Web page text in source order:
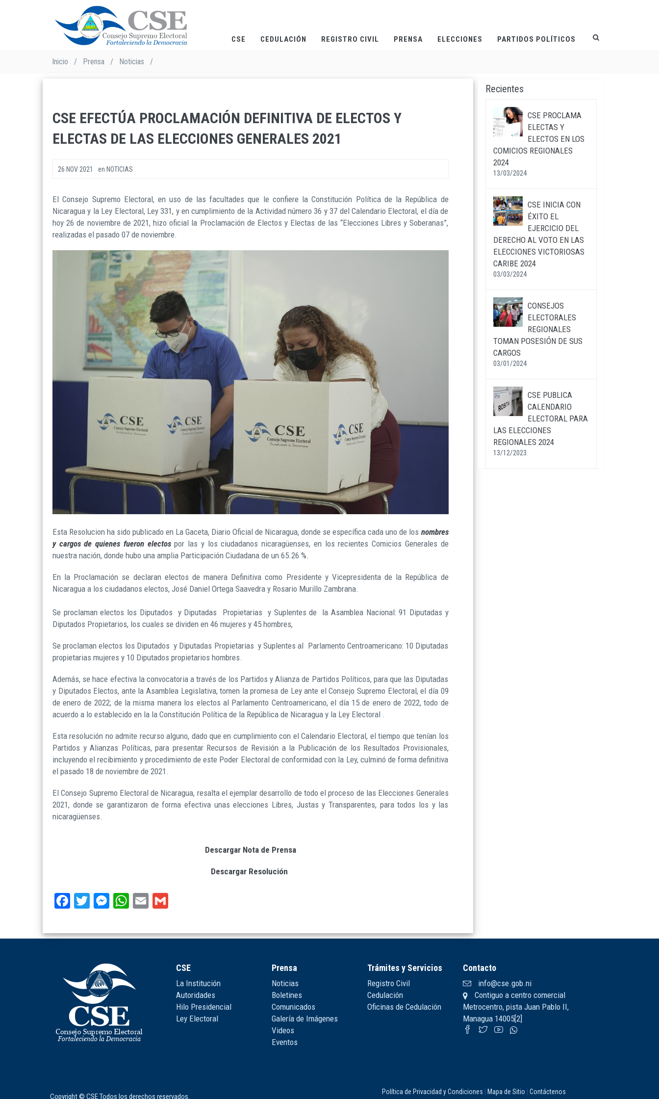
CSE CEDULACIÓN REGISTRO CIVIL PRENSA ELECCIONES PARTIDOS POLÍTICOS
Sobrescribir
la
Inicio / Prensa / Noticias /
CSE EFECTÚA PROCLAMACIÓN DEFINITIVA DE ELECTOS Y
ELECTAS DE LAS ELECCIONES GENERALES 2021
26 NOV 2021 en NOTICIAS
El Consejo Supremo Electoral, en uso de las facultades que le confiere la Constitución Política de la República de
Nicaragua y la Ley Electoral, Ley 331, y en cumplimiento de la Actividad número 36 y 37 del Calendario Electoral, el día de
hoy 26 de noviembre de 2021, hizo oficial la Proclamación de Electos y Electas de las “Elecciones Libres y Soberanas”,
realizadas el pasado 07 de noviembre.
Esta Resolucion ha sido publicado en La Gaceta, Diario Oficial de Nicaragua, donde se específica cada uno de los nombres
y cargos de quienes fueron electospor las y los ciudadanos nicaragüenses, en los recientes Comicios Generales de
nuestra nación, donde hubo una amplia Participación Ciudadana de un 65.26 %.
En la Proclamación se declaran electos de manera Definitiva como Presidente y Vicepresidenta de la República de
Nicaragua a los ciudadanos electos, José Daniel Ortega Saavedra y Rosario Murillo Zambrana.
Se proclaman electos los Diputados y Diputadas Propietarias y Suplentes de la Asamblea Nacional: 91 Diputadas y
Diputados Propietarios, los cuales se dividen en 46 mujeres y 45 hombres,
Se proclaman electos los Diputados y Diputadas Propietarias y Suplentes al Parlamento Centroamericano: 10 Diputadas
propietarias mujeres y 10 Diputados propietarios hombres.
Además, se hace efectiva la convocatoria a través de los Partidos y Alianza de Partidos Políticos, para que las Diputadas
y Diputados Electos, ante la Asamblea Legislativa, tomen la promesa de Ley ante el Consejo Supremo Electoral, el día 09
de enero de 2022; de la misma manera los electos al Parlamento Centroamericano, el día 15 de enero de 2022, todo de
acuerdo a lo establecido en la la Constitución Política de la República de Nicaragua y la Ley Electoral .
Esta resolución no admite recurso alguno, dado que en cumplimiento con el Calendario Electoral, el tiempo que tenían los
Partidos y Alianzas Políticas, para presentar Recursos de Revisión a la Publicación de los Resultados Provisionales,
incluyendo el recibimiento y procedimiento de este Poder Electoral de conformidad con la Ley, culminó de forma definitiva
el pasado 18 de noviembre de 2021.
El Consejo Supremo Electoral de Nicaragua, resalta el ejemplar desarrollo de todo el proceso de las Elecciones Generales
2021, donde se garantizaron de forma efectiva unas elecciones Libres, Justas y Transparentes, para todos los y las
nicaragüenses.
Descargar Nota de Prensa
Descargar Resolución
Facebook
TwitterMessenger
WhatsApp
Email
Recientes
CSE PROCLAMA
ELECTAS Y
ELECTOS EN LOS
COMICIOS REGIONALES
2024
13/03/2024
CSE INICIA CON
ÉXITO EL
EJERCICIO DEL
DERECHO AL VOTO EN LAS
ELECCIONES VICTORIOSAS
CARIBE 2024
03/03/2024
CONSEJOS
ELECTORALES
REGIONALES
TOMAN POSESIÓN DE SUS
CARGOS
03/01/2024
CSE PUBLICA
CALENDARIO
ELECTORAL PARA
LAS ELECCIONES
REGIONALES 2024
13/12/2023
CSE
La Institución
Autoridades
Hilo Presidencial
Ley Electoral
Prensa
Noticias
Boletines
Comunicados
Galería de Imágenes
Videos
Eventos
Trámites y Servicios
Registro Civil
Cedulación
Oficinas de Cedulación
Contacto
info@cse.gob.ni
Contiguo a centro comercial
Metrocentro, pista Juan Pablo II,
Managua 14005[2]
Copyright © CSE Todos los derechos reservados.
Política de Privacidad y Condiciones Mapa de Sitio Contáctenos